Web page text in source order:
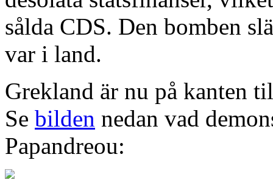
sålda CDS. Den bomben
var i land.
Grekland är nu på kanten
Se bilden nedan vad
Papandreou: